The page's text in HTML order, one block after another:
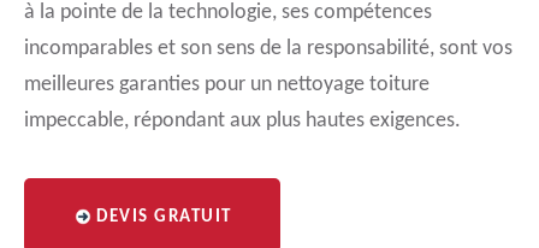
à la pointe de la technologie, ses compétences
incomparables et son sens de la responsabilité, sont vos
meilleures garanties pour un nettoyage toiture
impeccable, répondant aux plus hautes exigences.
DEVIS GRATUIT